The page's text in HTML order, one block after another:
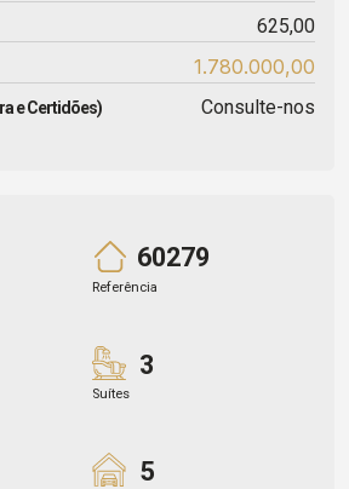
625,00
1.780.000,00
e Certidões) Consulte-nos
60279
Referência
3
Suítes
5